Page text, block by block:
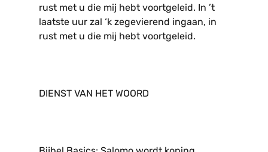
rust met u die mij hebt voortgeleid. In ’t
laatste uur zal ‘k zegevierend ingaan, in
rust met u die mij hebt voortgeleid.
DIENST VAN HET WOORD